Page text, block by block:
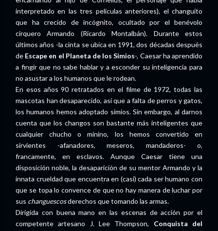
interpretado en las tres películas anteriores), el changuito
que ha crecido de incógnito, ocultado por el benévolo
cirquero Armando (Ricardo Montalbán). Durante estos
últimos años -la cinta se ubica en 1991, dos décadas después
de Escape en el Planeta de los Simios-, Caesar ha aprendido
a fingir que no sabe hablar y a esconder su inteligencia para
no asustar a los humanos que le rodean.
En esos años 90 retratados en el filme de 1972, todas las
mascotas han desaparecido, así que a falta de perros y gatos,
los humanos hemos adoptado simios. Sin embargo, al darnos
cuenta que los changos son bastante más inteligentes que
cualquier chucho o minino, los hemos convertido en
sirvientes -afanadores, meseros, mandaderos- o,
francamente, en esclavos. Aunque Caesar tiene una
disposición noble, la desaparición de su mentor Armando y la
innata crueldad que encuentra en (casi) cada ser humano con
que se topa lo convence de que no hay manera de luchar por
sus changuescosderechos que tomando las armas.
Dirigida con buena mano en las escenas de acción por el
competente artesano J. Lee Thompson, Conquista del